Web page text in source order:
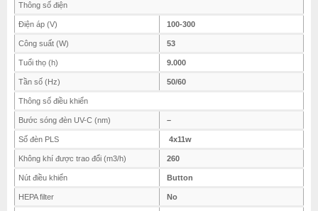
Thông số điện
Điện áp (V) 100-300
Công suất (W) 53
Tuổi thọ (h) 9.000
Tần số (Hz) 50/60
Thông số điều khiển
Bước sóng đèn UV-C (nm) –
Số đèn PLS 4x11w
Không khí được trao đổi (m3/h) 260
Nút điều khiển Button
HEPA filter No